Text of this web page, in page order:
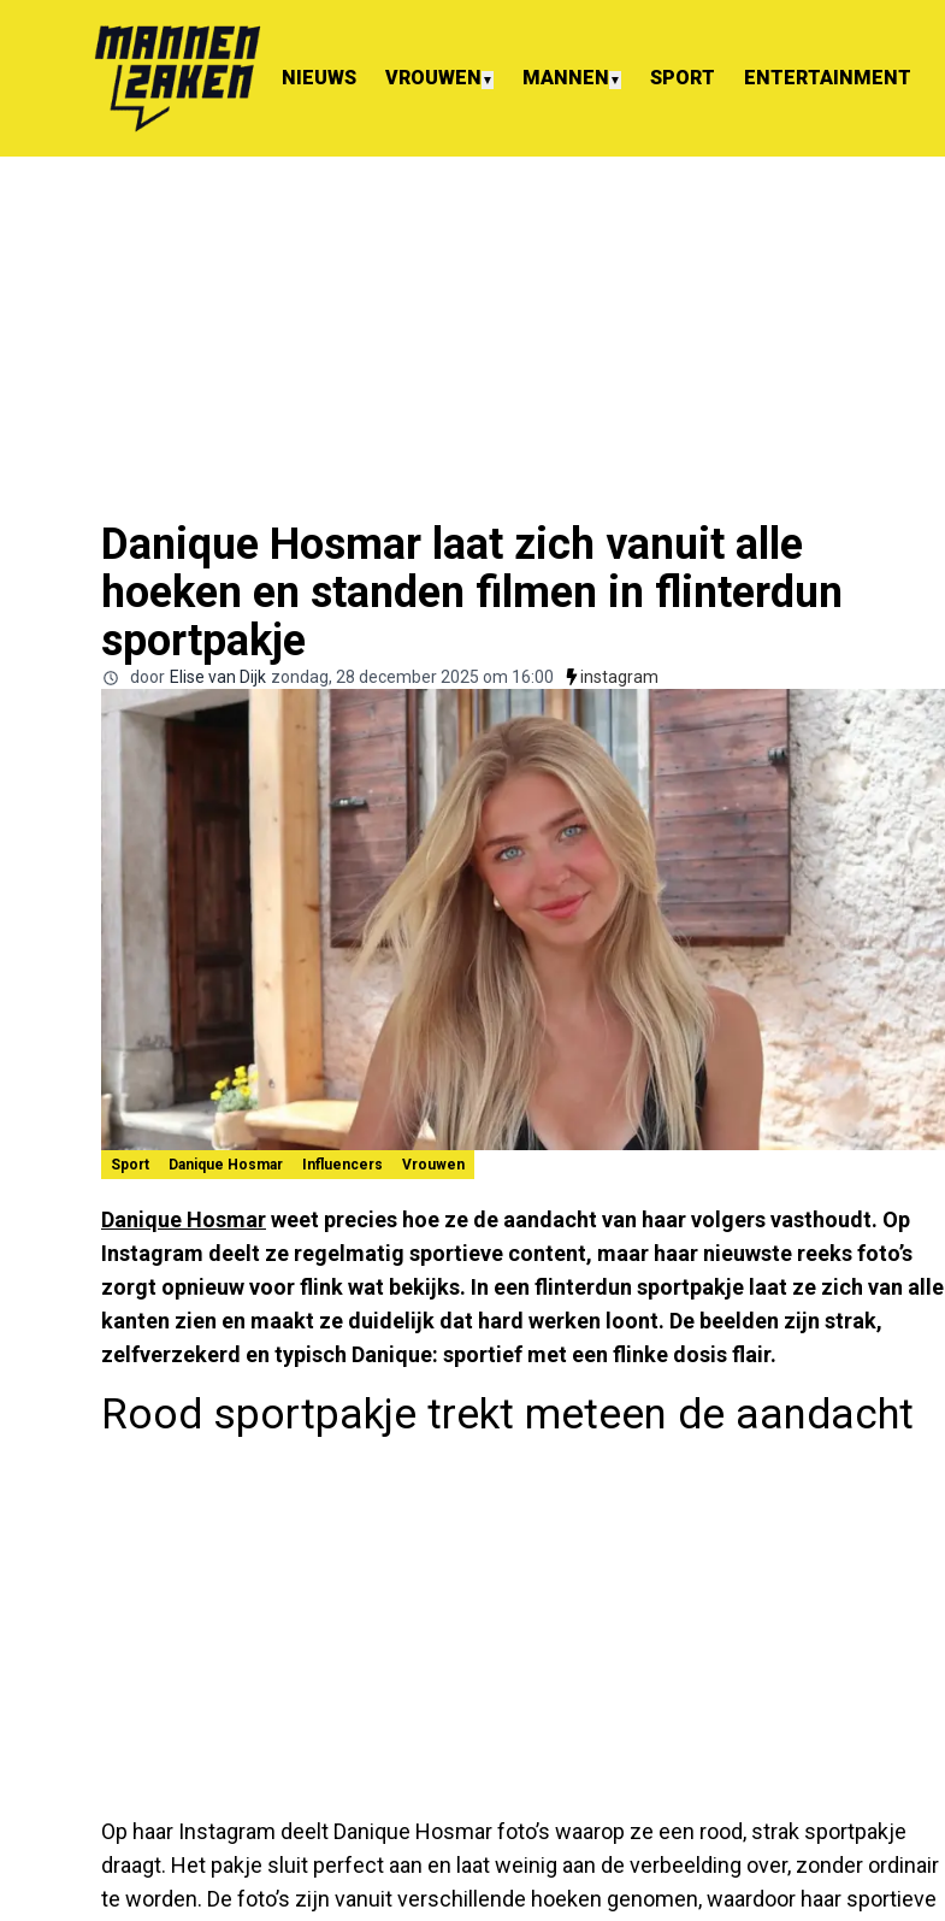
NIEUWS VROUWEN ▼ MANNEN ▼ SPORT ENTERTAINMENT
Danique Hosmar laat zich vanuit alle
hoeken en standen filmen in flinterdun
sportpakje
door Elise van Dijk zondag, 28 december 2025 om 16:00 instagram
Sport Danique Hosmar Influencers Vrouwen
Danique Hosmarweet precies hoe ze de aandacht van haar volgers vasthoudt. Op
Instagram deelt ze regelmatig sportieve content, maar haar nieuwste reeks foto’s
zorgt opnieuw voor flink wat bekijks. In een flinterdun sportpakje laat ze zich van alle
kanten zien en maakt ze duidelijk dat hard werken loont. De beelden zijn strak,
zelfverzekerd en typisch Danique: sportief met een flinke dosis flair.
Rood sportpakje trekt meteen de aandacht
Op haar Instagram deelt Danique Hosmar foto’s waarop ze een rood, strak sportpakje
draagt. Het pakje sluit perfect aan en laat weinig aan de verbeelding over, zonder ordinair
te worden. De foto’s zijn vanuit verschillende hoeken genomen, waardoor haar sportieve